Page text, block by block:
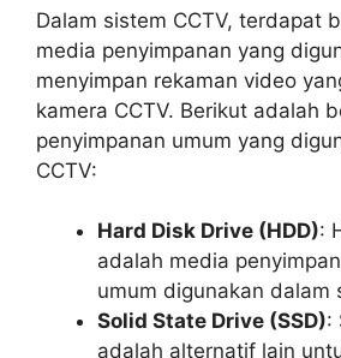
Dalam sistem CCTV, terdapat
media penyimpanan yang
menyimpan rekaman video
kamera CCTV. Berikut adalah
penyimpanan umum yang
CCTV:
Hard Disk Drive (HDD):
adalah media
umum digunakan dalam
Solid State Drive (SSD):
adalah alternatif lain